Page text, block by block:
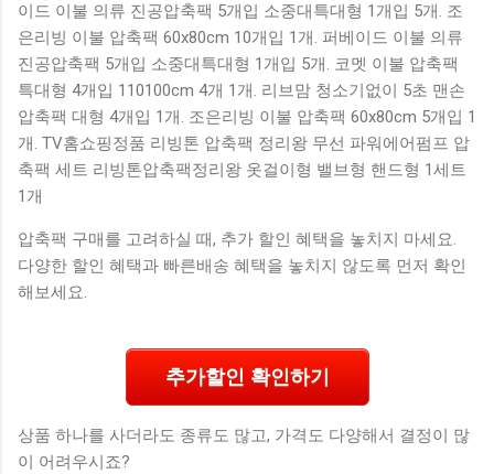
태블릿 거치형 저소음 블루투스 키보드, BK-500SB, 일반형, 블
랙 유니콘 멀티페어링 스마트폰 태...
이드 이불 의류 진공압축팩 5개입 소중대특대형 1개입 5개. 조
은리빙 이불 압축팩 60x80cm 10개입 1개. 퍼베이드 이불 의류
진공압축팩 5개입 소중대특대형 1개입 5개. 코멧 이불 압축팩
특대형 4개입 110100cm 4개 1개. 리브맘 청소기없이 5초 맨손
압축팩 대형 4개입 1개. 조은리빙 이불 압축팩 60x80cm 5개입 1
개. TV홈쇼핑정품 리빙톤 압축팩 정리왕 무선 파워에어펌프 압
축팩 세트 리빙톤압축팩정리왕 옷걸이형 밸브형 핸드형 1세트
1개
압축팩 구매를 고려하실 때, 추가 할인 혜택을 놓치지 마세요.
다양한 할인 혜택과 빠른배송 혜택을 놓치지 않도록 먼저 확인
해보세요.
추가할인 확인하기
상품 하나를 사더라도 종류도 많고, 가격도 다양해서 결정이 많
이 어려우시죠?